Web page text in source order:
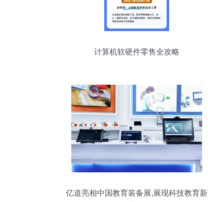
计算机软硬件零售全攻略
亿道亮相中国教育装备展,展现科技教育新